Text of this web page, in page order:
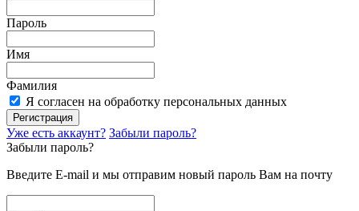
Пароль
Имя
Фамилия
Я согласен на обработку персональных данных
Регистрация
Уже есть аккаунт? Забыли пароль?
Забыли пароль?
Введите E-mail и мы отправим новый пароль Вам на почту